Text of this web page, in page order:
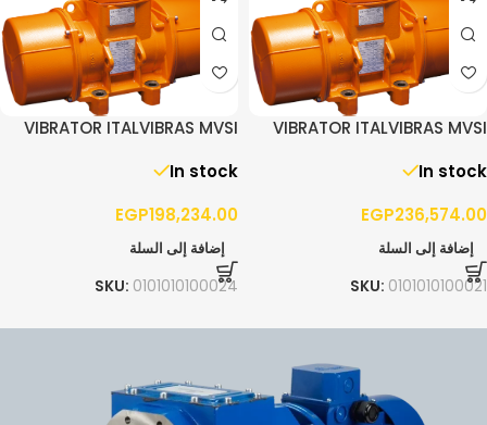
VIBRATOR ITALVIBRAS MVSI
In stock
EGP236,574.00
إضافة إلى السلة
SKU: 0101010100021
VIBRATOR ITALVIBRAS MVSI
In stock
EGP198,234.00
إضافة إلى السلة
SKU: 0101010100024